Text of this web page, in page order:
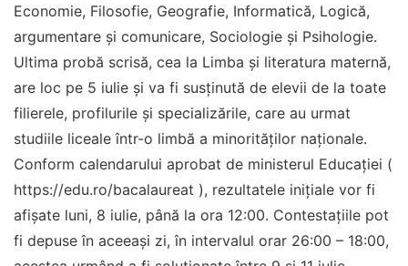
Economie, Filosofie, Geografie, Informatică, Logică,
argumentare și comunicare, Sociologie și Psihologie.
Ultima probă scrisă, cea la Limba și literatura maternă,
are loc pe 5 iulie și va fi susținută de elevii de la toate
filierele, profilurile şi specializările, care au urmat
studiile liceale într-o limbă a minorităților naționale.
Conform calendarului aprobat de ministerul Educației (
https://edu.ro/bacalaureat ), rezultatele inițiale vor fi
afişate luni, 8 iulie, până la ora 12:00. Contestațiile pot
fi depuse în aceeași zi, în intervalul orar 26:00 – 18:00,